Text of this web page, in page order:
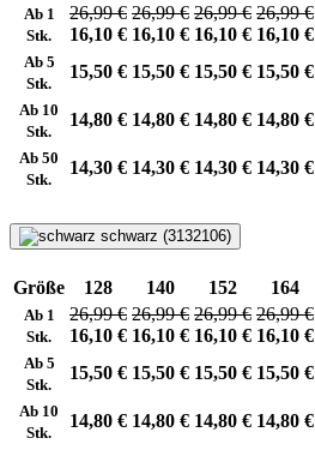
Ab 1
Stk.
26,99 €
16,10 €
26,99 €
16,10 €
26,99 €
16,10 €
26,99 €
16,10 €
Ab 5
Stk.
15,50 € 15,50 € 15,50 € 15,50 €
Ab 10
Stk.
14,80 € 14,80 € 14,80 € 14,80 €
Ab 50
Stk.
14,30 € 14,30 € 14,30 € 14,30 €
schwarz (3132106)
Größe 128 140 152 164
Ab 1
Stk.
26,99 €
16,10 €
26,99 €
16,10 €
26,99 €
16,10 €
26,99 €
16,10 €
Ab 5
Stk.
15,50 € 15,50 € 15,50 € 15,50 €
Ab 10
Stk.
14,80 € 14,80 € 14,80 € 14,80 €